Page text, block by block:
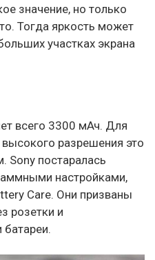
значение, но только
Тогда яркость может
участках экрана
всего 3300 мАч. Для
разрешения это
Sony постаралась
настройками,
Care. Они призваны
розетки и